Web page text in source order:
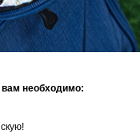
необходимо: